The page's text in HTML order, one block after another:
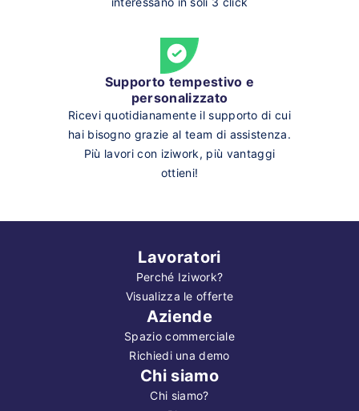
Supporto tempestivo e
personalizzato
Ricevi quotidianamente il supporto di cui
hai bisogno grazie al team di assistenza.
Più lavori con iziwork, più vantaggi
ottieni!
Lavoratori
Perché Iziwork?
Visualizza le offerte
Aziende
Spazio commerciale
Richiedi una demo
Chi siamo
Chi siamo?